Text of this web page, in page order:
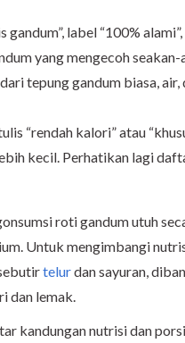
label “100%
yang mengecoh
tepung gandum biasa, air,
“rendah kalori” atau
kecil. Perhatikan lagi
roti gandum utuh
Untuk mengimbangi
telurdan sayuran,
dan lemak.
kandungan nutrisi dan